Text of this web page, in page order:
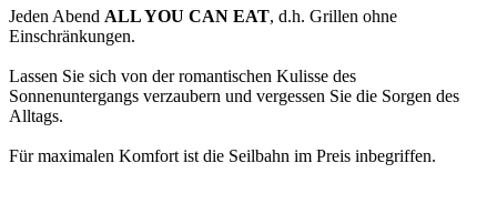
Jeden Abend ALL YOU CAN EAT, d.h. Grillen ohne
Einschränkungen.
Lassen Sie sich von der romantischen Kulisse des
Sonnenuntergangs verzaubern und vergessen Sie die Sorgen des
Alltags.
Für maximalen Komfort ist die Seilbahn im Preis inbegriffen.